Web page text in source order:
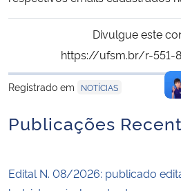
Divulgue este
https://ufsm.br/r-551-
Registrado em
NOTÍCIAS
Publicações
Edital N. 08/2026: publicado